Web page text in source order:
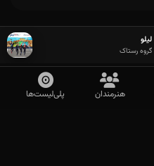
لیلو
گروه رستاک
هنرمندان پلی‌لیست‌ها